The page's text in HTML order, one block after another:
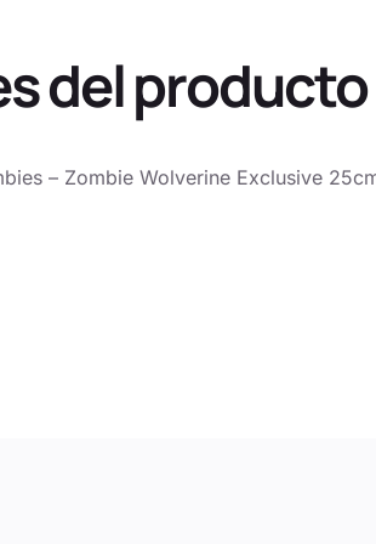
del producto
– Zombie Wolverine Exclusive